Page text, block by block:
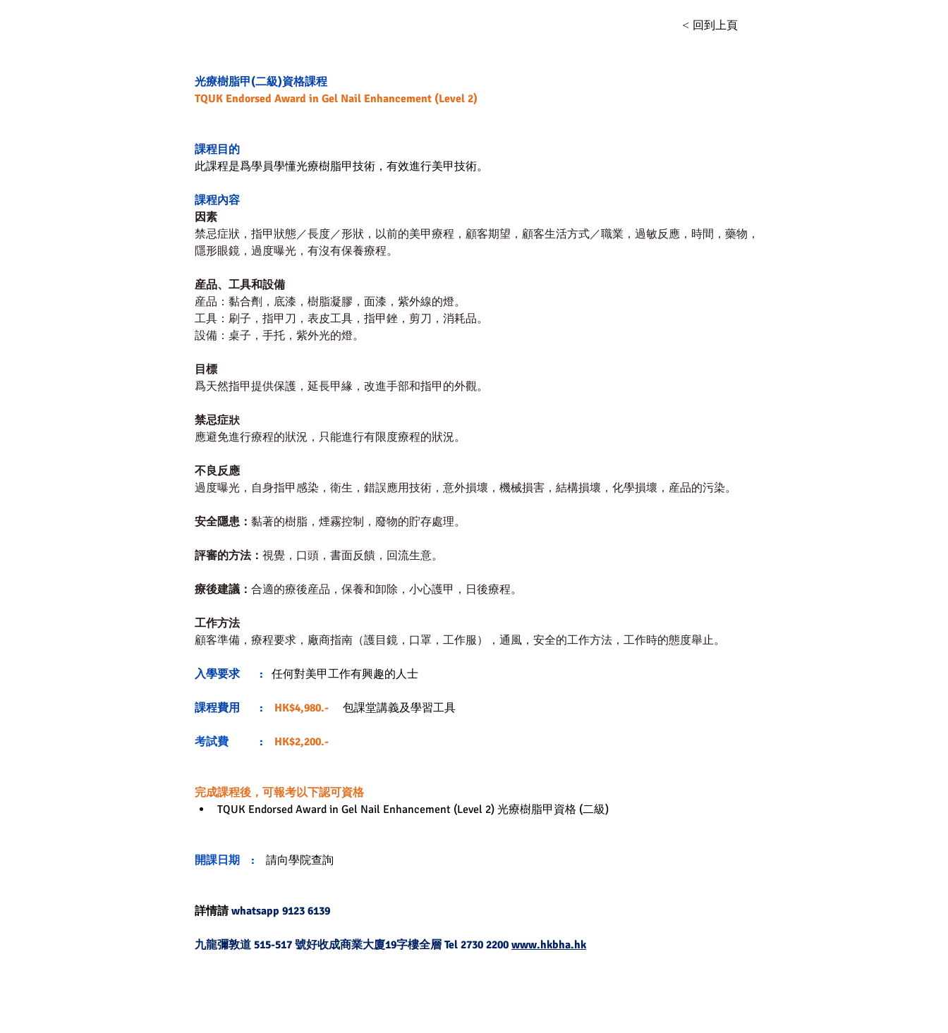
< 回到上頁
光療樹脂甲(二級)資格課程
TQUK Endorsed Award in Gel Nail Enhancement (Level 2)
課程目的
此課程是爲學員學懂光療樹脂甲技術， 有效進行美甲技術。
課程內容
因素
禁忌症狀，指甲狀態／長度／形狀，以前的美甲療程，顧客期望，顧客生活方式／職業，過敏反應，時間，藥物，
隱形眼鏡，過度曝光，有沒有保養療程。
産品、工具和設備
産品：黏合劑，底漆，樹脂凝膠，面漆，紫外線的燈。
工具：刷子，指甲刀，表皮工具，指甲銼，剪刀，消耗品。
設備：桌子，手托，紫外光的燈。
目標
爲天然指甲提供保護，延長甲緣，改進手部和指甲的外觀。
禁忌症狀
應避免進行療程的狀況，只能進行有限度療程的狀況。
不良反應
過度曝光，自身指甲感染，衛生，錯誤應用技術，意外損壞，機械損害，結構損壞，化學損壞，産品的污染。
安全隱患： 黏著的樹脂，煙霧控制，廢物的貯存處理。
評審的方法： 視覺，口頭，書面反饋，回流生意。
療後建議： 合適的療後産品，保養和卸除，小心護甲，日後療程。
工作方法
顧客準備，療程要求，廠商指南（護目鏡，口罩，工作服），通風，安全的工作方法，工作時的態度舉止。
入學要求       : 任何對美甲工作有興趣的人士
課程費用       : HK$4,980.- 包課堂講義及學習工具
考試費 : HK$2,200.-
完成課程後，可報考以下認可資格
TQUK Endorsed Award in Gel Nail Enhancement (Level 2) 光療樹脂甲資格 (二級)
開課日期    : 請向學院查詢
詳情請 whatsapp 9123 6139
九龍彌敦道 515-517 號好收成商業大廈19字樓全層 Tel 2730 2200 www.hkbha.hk